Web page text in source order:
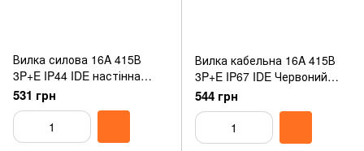
Вилка силова 16A 415В
3P+E IP44 IDE настінна
Червоний 03122
531 грн
Вилка кабельна 16A 415В
3P+E IP67 IDE Червоний
03602
544 грн